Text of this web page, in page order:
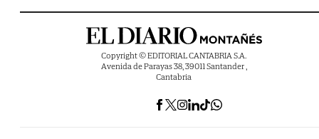
Copyright © EDITORIAL CANTABRIA S.A.
Avenida de Parayas 38, 39011 Santander ,
Cantabria